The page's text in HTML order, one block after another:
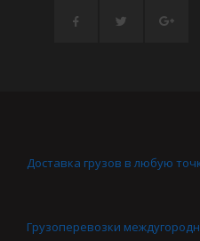
Доставка грузов в любую
Грузоперевозки